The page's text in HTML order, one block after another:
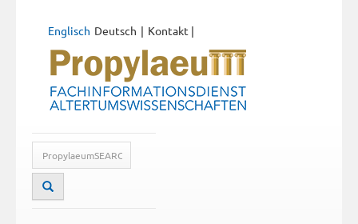
Deutsch
Englisch Kontakt |